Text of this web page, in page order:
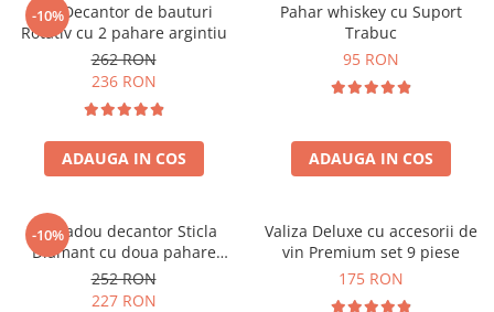
-10%
Set Decantor de bauturi
Rotativ cu 2 pahare argintiu
262 RON
236 RON
ADAUGA IN COS
Pahar whiskey cu Suport
Trabuc
95 RON
ADAUGA IN COS
-10%
Set cadou decantor Sticla
Diamant cu doua pahare
Deluxe
252 RON
227 RON
Valiza Deluxe cu accesorii de
vin Premium set 9 piese
175 RON